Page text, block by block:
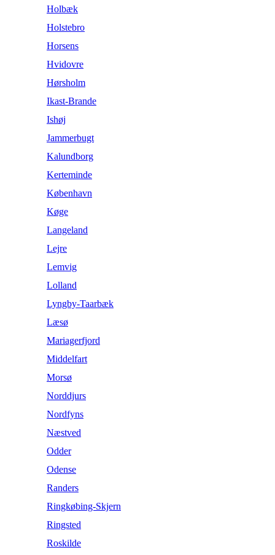
Holbæk
Holstebro
Horsens
Hvidovre
Hørsholm
Ikast-Brande
Ishøj
Jammerbugt
Kalundborg
Kerteminde
København
Køge
Langeland
Lejre
Lemvig
Lolland
Lyngby-Taarbæk
Læsø
Mariagerfjord
Middelfart
Morsø
Norddjurs
Nordfyns
Næstved
Odder
Odense
Randers
Ringkøbing-Skjern
Ringsted
Roskilde